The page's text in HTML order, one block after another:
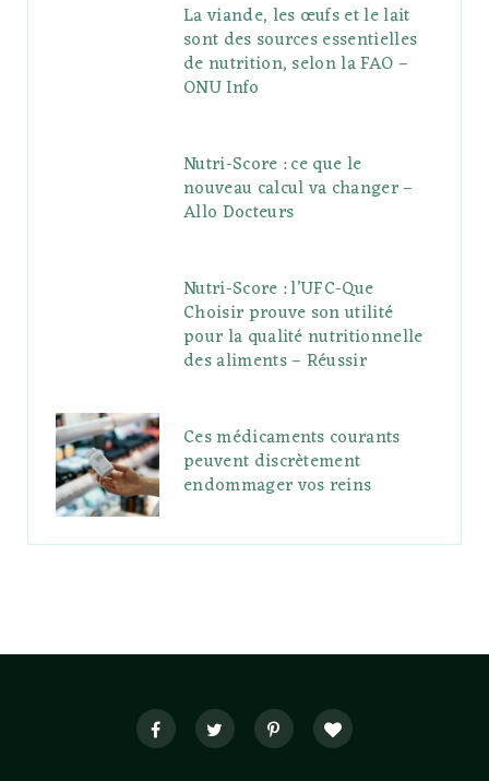
La viande, les œufs et le lait
sont des sources essentielles
de nutrition, selon la FAO –
ONU Info
Nutri-Score : ce que le
nouveau calcul va changer –
Allo Docteurs
Nutri-Score : l’UFC-Que
Choisir prouve son utilité
pour la qualité nutritionnelle
des aliments – Réussir
Ces médicaments courants
peuvent discrètement
endommager vos reins